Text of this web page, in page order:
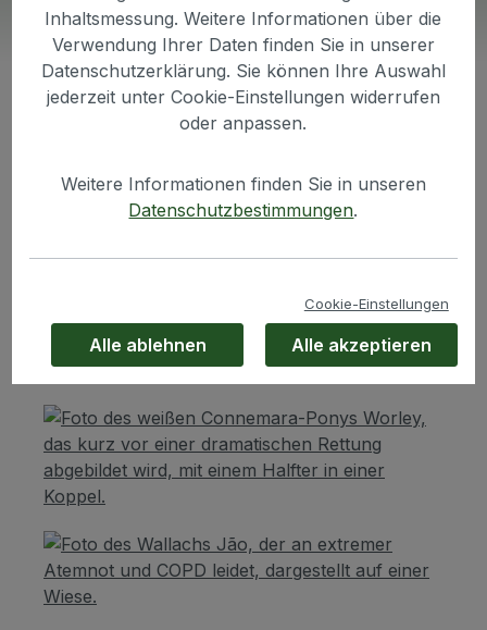
Inhaltsmessung. Weitere Informationen über die
Verwendung Ihrer Daten finden Sie in unserer
Datenschutzerklärung. Sie können Ihre Auswahl
jederzeit unter Cookie-Einstellungen widerrufen
oder anpassen.
Weitere Informationen finden Sie in unseren
Datenschutzbestimmungen.
Cookie-Einstellungen
Alle ablehnen Alle akzeptieren